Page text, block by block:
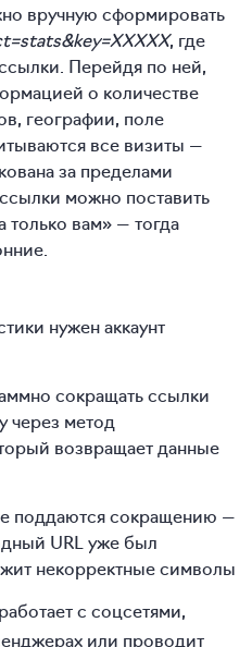
вручную сформировать
, где
Перейдя по ней,
о количестве
географии, поле
все визиты —
за пределами
можно поставить
только вам» — тогда
нужен аккаунт
сокращать ссылки
через метод
возвращает данные
поддаются сокращению —
URL уже был
некорректные символы
с соцсетями,
или проводит